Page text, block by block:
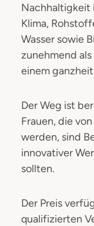
Nachhaltigkeit
Klima,
Wasser sowie
zunehmend
einem
Der Weg ist
Frauen, die
werden, sind
innovativer
sollten.
Der Preis
qualifizierten